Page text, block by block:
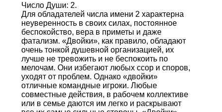
Число Души: 2.
Для обладателей числа имени 2 характерна
неуверенность в своих силах, постоянное
беспокойство, вера в приметы и даже
фатализм. «Двойки», как правило, обладают
очень тонкой душевной организацией, их
лучше не тревожить и не беспокоить по
мелочам. Они избегают любых ссор и споров,
уходят от проблем. Однако «двойки»
отличные командные игроки. Любые
совместные действия, в рабочем коллективе
или в семье даются им легко и раскрывают